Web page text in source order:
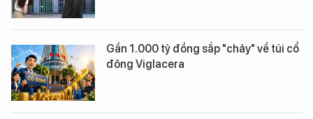
Gần 1.000 tỷ đồng sắp "chảy" về túi cổ
đông Viglacera